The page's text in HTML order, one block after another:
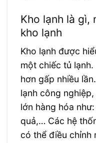
Kho lạnh là gì,
kho lạnh
Kho lạnh được
một chiếc tủ
hơn gấp nhiều
lạnh công
lớn hàng hóa
quả,… Các hệ
có thể điều chỉnh